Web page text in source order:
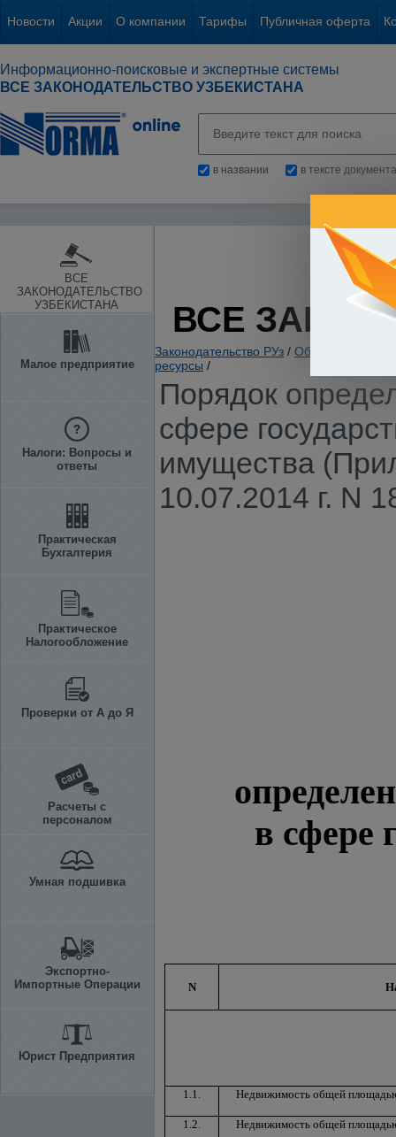
Новости Акции О компании Тарифы Публичная оферта
Информационно-поисковые и экспертные системы
ВСЕ ЗАКОНОДАТЕЛЬСТВО УЗБЕКИСТАНА
в названии в тексте документа
ВСЕ
ЗАКОНОДАТЕЛЬСТВО
УЗБЕКИСТАНА
Малое предприятие
Налоги: Вопросы и
ответы
Практическая
Бухгалтерия
Практическое
Налогообложение
Проверки от А до Я
Расчеты с
персоналом
Умная подшивка
Экспортно-
Импортные Операции
Юрист Предприятия
ВСЕ
Законодательство РУз / Общие вопросы
ресурсы /
Порядок
сфере
имущества
10.07.2014 г. N
в сфере
N
1.1. Недвижимость общей
1.2. Недвижимость общей